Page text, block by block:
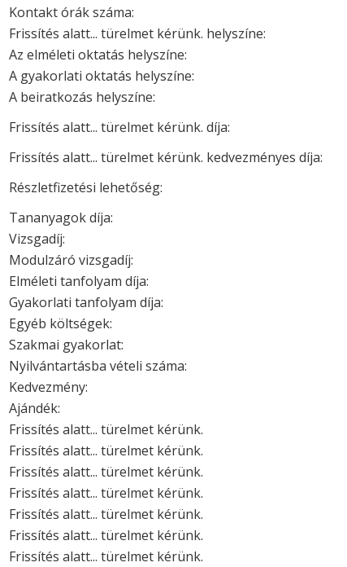
Kontakt órák száma:
Frissítés alatt... türelmet kérünk. helyszíne:
Az elméleti oktatás helyszíne:
A gyakorlati oktatás helyszíne:
A beiratkozás helyszíne:
Frissítés alatt... türelmet kérünk. díja:
Frissítés alatt... türelmet kérünk. kedvezményes díja:
Részletfizetési lehetőség:
Tananyagok díja:
Vizsgadíj:
Modulzáró vizsgadíj:
Elméleti tanfolyam díja:
Gyakorlati tanfolyam díja:
Egyéb költségek:
Szakmai gyakorlat:
Nyilvántartásba vételi száma:
Kedvezmény:
Ajándék:
Frissítés alatt... türelmet kérünk.
Frissítés alatt... türelmet kérünk.
Frissítés alatt... türelmet kérünk.
Frissítés alatt... türelmet kérünk.
Frissítés alatt... türelmet kérünk.
Frissítés alatt... türelmet kérünk.
Frissítés alatt... türelmet kérünk.